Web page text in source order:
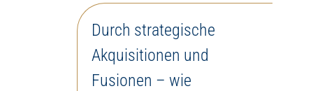
Durch strategische
Akquisitionen und
Fusionen – wie